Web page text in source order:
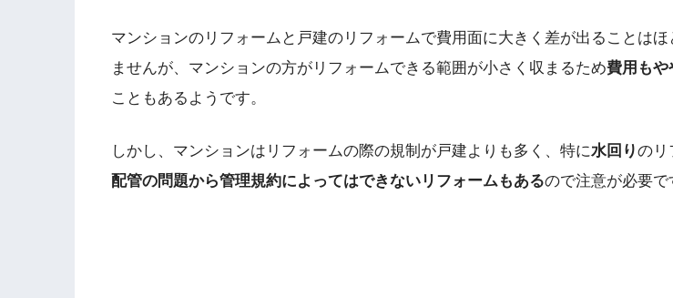
マンションのリフォームと戸建のリフォームで費用面に大きく差が出ることはほ
ませんが、マンションの方がリフォームできる範囲が小さく収まるため費用もや
こともあるようです。
しかし、マンションはリフォームの際の規制が戸建よりも多く、特に水回りのリ
配管の問題から管理規約によってはできないリフォームもあるので注意が必要で